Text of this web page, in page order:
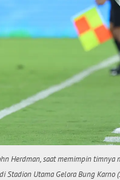
Herdman, saat memimpin
Stadion Utama Gelora Bung Karno